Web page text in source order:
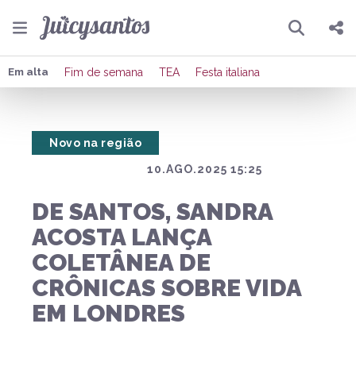
Pesquisar
Compartilhar
Publicar no X
Em alta Fim de semana TEA Festa italiana
10.AGO.2025 15:25
Novo na região
DE SANTOS, SANDRA
ACOSTA LANÇA
COLETÂNEA DE
CRÔNICAS SOBRE VIDA
EM LONDRES